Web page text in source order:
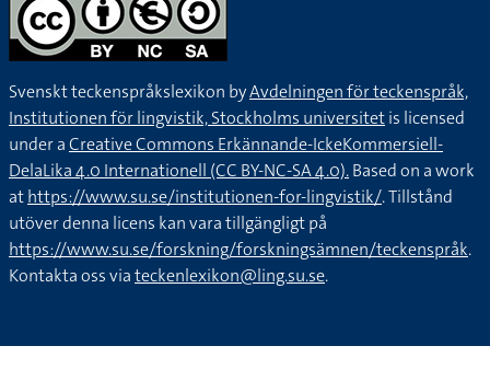
Svenskt teckenspråkslexikon byAvdelningen för teckenspråk,
Institutionen för lingvistik, Stockholms universitetis licensed
under aCreative Commons Erkännande-IckeKommersiell-
DelaLika 4.0 Internationell (CC BY-NC-SA 4.0).Based on a work
athttps://www.su.se/institutionen-for-lingvistik/. Tillstånd
utöver denna licens kan vara tillgängligt på
https://www.su.se/forskning/forskningsämnen/teckenspråk.
Kontakta oss viateckenlexikon@ling.su.se.